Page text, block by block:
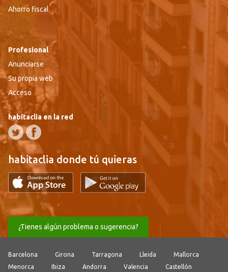
Ahorro fiscal
Profesional
Anunciarse
Su propia web
Acceso
habitaclia en la red
habitaclia donde tú quieras
¿Tienes algún problema o sugerencia?
Barcelona Girona Tarragona Lleida
Mallorca
Menorca
Ibiza Andorra Valencia
Castellón